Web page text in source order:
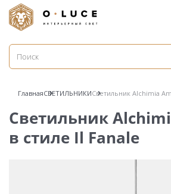
ГлавнаяСВЕТИЛЬНИКИСветильник Alchimia
Светильник
в стиле Il Fanale